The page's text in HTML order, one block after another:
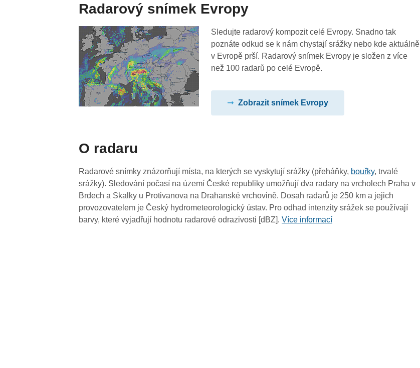
19:20
19:10
19:00
17:20
17:10
17:00
16:50
Radarový snímek Evropy
Sledujte radarový kompozit celé Evropy. Snadno tak
poznáte odkud se k nám chystají srážky nebo kde aktuálně
v Evropě prší. Radarový snímek Evropy je složen z více
než 100 radarů po celé Evropě.
Zobrazit snímek Evropy
O radaru
Radarové snímky znázorňují místa, na kterých se vyskytují srážky (přeháňky, bouřky, trvalé
srážky). Sledování počasí na území České republiky umožňují dva radary na vrcholech Praha v
Brdech a Skalky u Protivanova na Drahanské vrchovině. Dosah radarů je 250 km a jejich
provozovatelem je Český hydrometeorologický ústav. Pro odhad intenzity srážek se používají
barvy, které vyjadřují hodnotu radarové odrazivosti [dBZ].Více informací